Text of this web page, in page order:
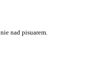
nad pisuarem.